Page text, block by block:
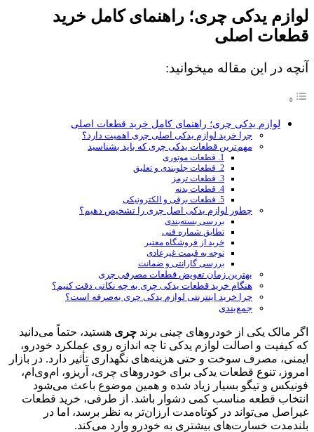
لوازم یدکی چری؛ راهنمای کامل خرید
قطعات اصلی
آنچه در این مقاله میخوانید:
لوازم یدکی چری؛ راهنمای کامل خرید قطعات اصلی
چرا خرید لوازم یدکی اصلی چری اهمیت دارد؟
مهم‌ترین قطعات یدکی چری که باید بشناسید
1. قطعات موتوری
2. قطعات جلوبندی و تعلیق
3. قطعات ترمز
4. قطعات بدنه
5. قطعات برقی و الکترونیکی
چطور لوازم یدکی اصل چری را تشخیص دهیم؟
بررسی بسته‌بندی
تطابق شماره فنی
خرید از فروشگاه معتبر
توجه به قیمت غیرعادی
بررسی گارانتی و ضمانت
بهترین زمان تعویض قطعات مصرفی چری
هنگام خرید قطعات یدکی چری به چه نکاتی دقت کنیم؟
چرا خرید اینترنتی لوازم یدکی چری به‌صرفه است؟
جمع‌بندی
اگر مالک یکی از خودروهای چینی برند چری هستید، حتماً می‌دانید
که کیفیت و اصالت لوازم یدکی تا چه اندازه روی عملکرد خودرو،
ایمنی، مصرف سوخت و حتی هزینه‌های نگهداری تأثیر دارد. در بازار
امروز، تنوع قطعات یدکی برای خودروهای چری، آریزو، ام‌وی‌ام،
فونیکس و تیگو بسیار زیاد شده و همین موضوع باعث می‌شود
انتخاب قطعه مناسب کمی دشوار باشد. از طرفی، خرید قطعات
غیراصل می‌تواند در کوتاه‌مدت ارزان‌تر به نظر برسد، اما در
بلندمدت خسارت‌های بیشتری به خودرو وارد می‌کند.